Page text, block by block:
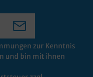
zur Kenntnis
und bin mit ihnen